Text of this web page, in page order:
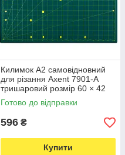
Килимок А2 самовідновний
для різання Axent 7901-A
тришаровий розмір 60 × 42
см (5751)
Готово до відправки
596 ₴
Купити